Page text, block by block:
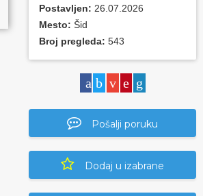
Postavljen: 26.07.2026
Mesto:Šid
Broj pregleda:543
Pošalji poruku
Dodaj u izabrane